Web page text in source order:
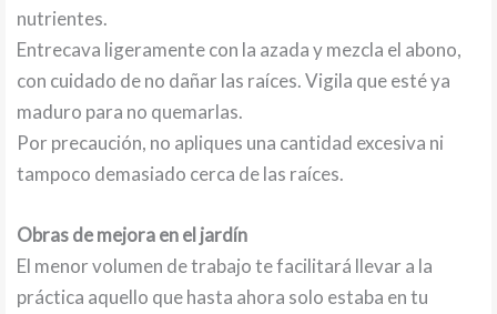
nutrientes.
Entrecava ligeramente con la azada y mezcla el abono,
con cuidado de no dañar las raíces. Vigila que esté ya
maduro para no quemarlas.
Por precaución, no apliques una cantidad excesiva ni
tampoco demasiado cerca de las raíces.
Obras de mejora en el jardín
El menor volumen de trabajo te facilitará llevar a la
práctica aquello que hasta ahora solo estaba en tu